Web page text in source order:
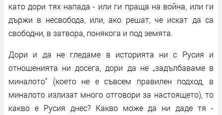
като дори тях напада - или ги праща на война, или ги
държи в несвобода, или, ако решат, че искат да са
свободни, в затвора, понякога и под земята.
Дори и да не гледаме в историята ни с Русия и
отношенията ни досега, дори да не „задълбаваме в
миналото“ (което не е съвсем правилен подход, в
миналото излизат много отговори за настоящето), то
какво е Русия днес? Какво може да ни даде тя -